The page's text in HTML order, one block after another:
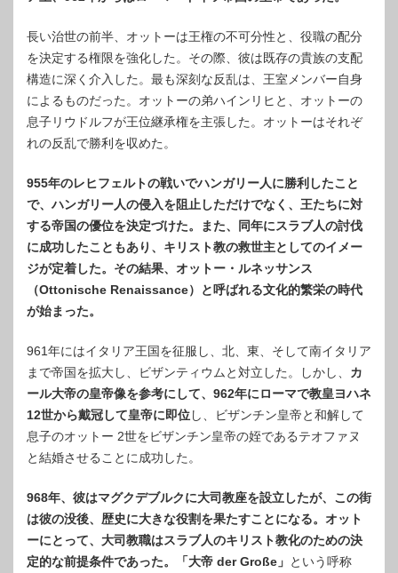
長い治世の前半、オットーは王権の不可分性と、役職の配分
を決定する権限を強化した。その際、彼は既存の貴族の支配
構造に深く介入した。最も深刻な反乱は、王室メンバー自身
によるものだった。オットーの弟ハインリヒと、オットーの
息子リウドルフが王位継承権を主張した。オットーはそれぞ
れの反乱で勝利を収めた。
955年のレヒフェルトの戦いでハンガリー人に勝利したこと
で、ハンガリー人の侵入を阻止しただけでなく、王たちに対
する帝国の優位を決定づけた。また、同年にスラブ人の討伐
に成功したこともあり、キリスト教の救世主としてのイメー
ジが定着した。その結果、オットー・ルネッサンス
（Ottonische Renaissance）と呼ばれる文化的繁栄の時代
が始まった。
961年にはイタリア王国を征服し、北、東、そして南イタリア
まで帝国を拡大し、ビザンティウムと対立した。しかし、 カ
ール大帝の皇帝像を参考にして、962年にローマで教皇ヨハネ
12世から戴冠して皇帝に即位し、ビザンチン皇帝と和解して
息子のオットー 2世をビザンチン皇帝の姪であるテオファヌ
と結婚させることに成功した。
968年、彼はマグクデブルクに大司教座を設立したが、この街
は彼の没後、歴史に大きな役割を果たすことになる。オット
ーにとって、大司教職はスラブ人のキリスト教化のための決
定的な前提条件であった。「大帝 der Große」 という呼称